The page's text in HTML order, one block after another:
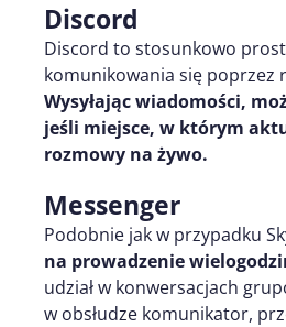
Discord
Discord to stosunkowo
komunikowania się poprzez
Wysyłając wiadomości,
jeśli miejsce, w którym
rozmowy na żywo.
Messenger
Podobnie jak w przypadku
na prowadzenie
udział w konwersacjach
w obsłudze komunikator,